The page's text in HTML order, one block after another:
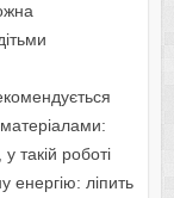
такій роботі
енергію: ліпить